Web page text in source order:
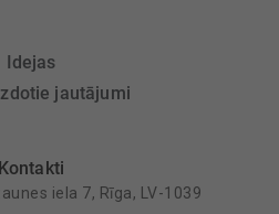
Idejas
jautājumi
Kontakti
iela 7, Rīga, LV-1039